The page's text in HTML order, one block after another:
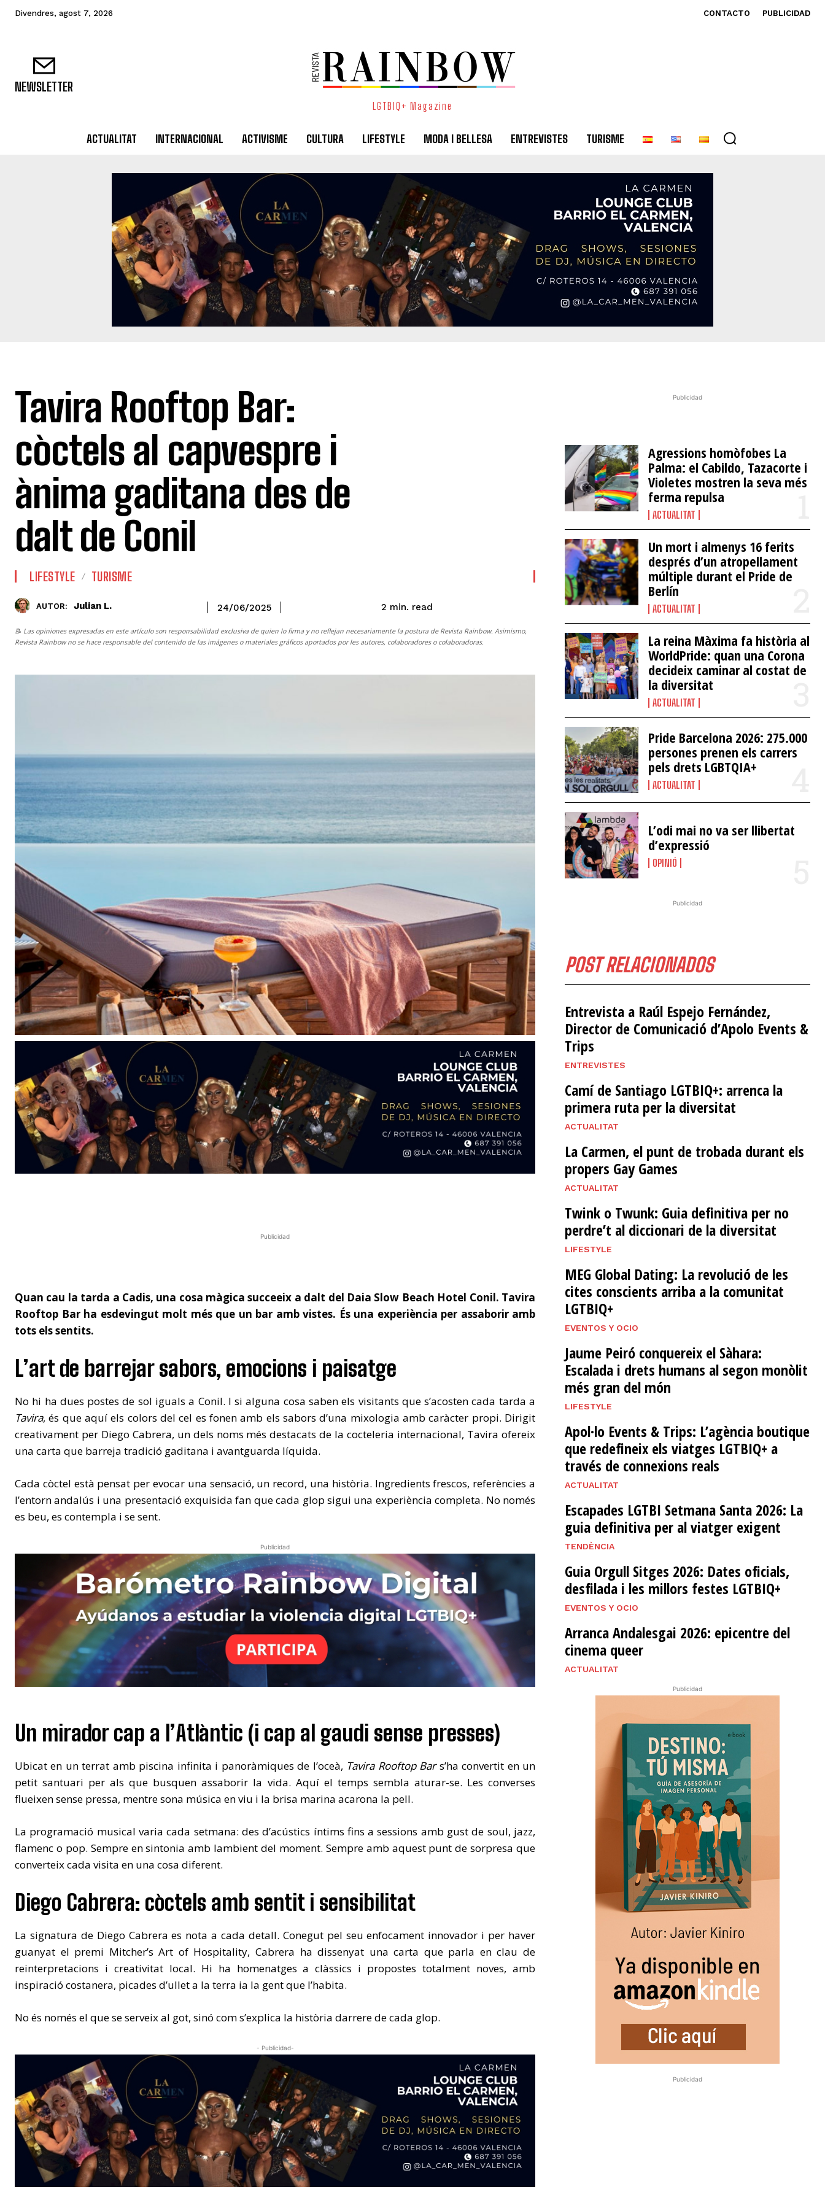
Divendres, agost 7, 2026 CONTACTO PUBLICIDAD
NEWSLETTER
LGTBIQ+ Magazine
ACTUALITAT INTERNACIONAL ACTIVISME CULTURA LIFESTYLE MODA I BELLESA ENTREVISTES TURISME
Tavira Rooftop Bar:
còctels al capvespre i
ànima gaditana des de
dalt de Conil
LIFESTYLE TURISME
AUTOR: Julian L. 24/06/2025 2 min. read
📝 Las opiniones expresadas en este artículo son responsabilidad exclusiva de quien lo firma y no reflejan necesariamente la postura de Revista Rainbow. Asimismo,
Revista Rainbowno se hace responsable del contenido de las imágenes o materiales gráficos aportados por les autores, colaboradores o colaboradoras.
Publicidad
Quan cau la tarda a Cadis, una cosa màgica succeeix a dalt del Daia Slow Beach Hotel Conil. Tavira
Rooftop Bar ha esdevingut molt més que un bar amb vistes. És una experiència per assaborir amb
tots els sentits.
L’art de barrejar sabors, emocions i paisatge
No hi ha dues postes de sol iguals a Conil. I si alguna cosa saben els visitants que s’acosten cada tarda a
Tavira, és que aquí els colors del cel es fonen amb els sabors d’una mixologia amb caràcter propi. Dirigit
creativament per Diego Cabrera, un dels noms més destacats de la cocteleria internacional, Tavira ofereix
una carta que barreja tradició gaditana i avantguarda líquida.
Cada còctel està pensat per evocar una sensació, un record, una història. Ingredients frescos, referències a
l’entorn andalús i una presentació exquisida fan que cada glop sigui una experiència completa. No només
es beu, es contempla i se sent.
Publicidad
Un mirador cap a l’Atlàntic (i cap al gaudi sense presses)
Ubicat en un terrat amb piscina infinita i panoràmiques de l’oceà, Tavira Rooftop Bars’ha convertit en un
petit santuari per als que busquen assaborir la vida. Aquí el temps sembla aturar-se. Les converses
flueixen sense pressa, mentre sona música en viu i la brisa marina acarona la pell.
La programació musical varia cada setmana: des d’acústics íntims fins a sessions amb gust de soul, jazz,
flamenc o pop. Sempre en sintonia amb lambient del moment. Sempre amb aquest punt de sorpresa que
converteix cada visita en una cosa diferent.
Diego Cabrera: còctels amb sentit i sensibilitat
La signatura de Diego Cabrera es nota a cada detall. Conegut pel seu enfocament innovador i per haver
guanyat el premi Mitcher’s Art of Hospitality, Cabrera ha dissenyat una carta que parla en clau de
reinterpretacions i creativitat local. Hi ha homenatges a clàssics i propostes totalment noves, amb
inspiració costanera, picades d’ullet a la terra ia la gent que l’habita.
No és només el que se serveix al got, sinó com s’explica la història darrere de cada glop.
- Publicidad-
Publicidad
​Agressions homòfobes La
Palma: el Cabildo, Tazacorte i
Violetes mostren la seva més
ferma repulsa
ACTUALITAT
Un mort i almenys 16 ferits
després d’un atropellament
múltiple durant el Pride de
Berlín
ACTUALITAT
La reina Màxima fa història al
WorldPride: quan una Corona
decideix caminar al costat de
la diversitat
ACTUALITAT
Pride Barcelona 2026: 275.000
persones prenen els carrers
pels drets LGBTQIA+
ACTUALITAT
L’odi mai no va ser llibertat
d’expressió
OPINIÓ
Publicidad
POST RELACIONADOS
Entrevista a Raúl Espejo Fernández,
Director de Comunicació d’Apolo Events &
Trips
ENTREVISTES
​Camí de Santiago LGTBIQ+: arrenca la
primera ruta per la diversitat
ACTUALITAT
La Carmen, el punt de trobada durant els
propers Gay Games
ACTUALITAT
Twink o Twunk: Guia definitiva per no
perdre’t al diccionari de la diversitat
LIFESTYLE
MEG Global Dating: La revolució de les
cites conscients arriba a la comunitat
LGTBIQ+
EVENTOS Y OCIO
Jaume Peiró conquereix el Sàhara:
Escalada i drets humans al segon monòlit
més gran del món
LIFESTYLE
Apol·lo Events & Trips: L’agència boutique
que redefineix els viatges LGTBIQ+ a
través de connexions reals
ACTUALITAT
Escapades LGTBI Setmana Santa 2026: La
guia definitiva per al viatger exigent
TENDÈNCIA
Guia Orgull Sitges 2026: Dates oficials,
desfilada i les millors festes LGTBIQ+
EVENTOS Y OCIO
Arranca Andalesgai 2026: epicentre del
cinema queer
ACTUALITAT
Publicidad
Publicidad